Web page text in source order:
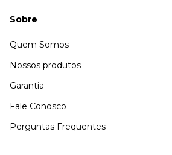
Sobre
Quem Somos
Nossos produtos
Garantia
Fale Conosco
Perguntas Frequentes